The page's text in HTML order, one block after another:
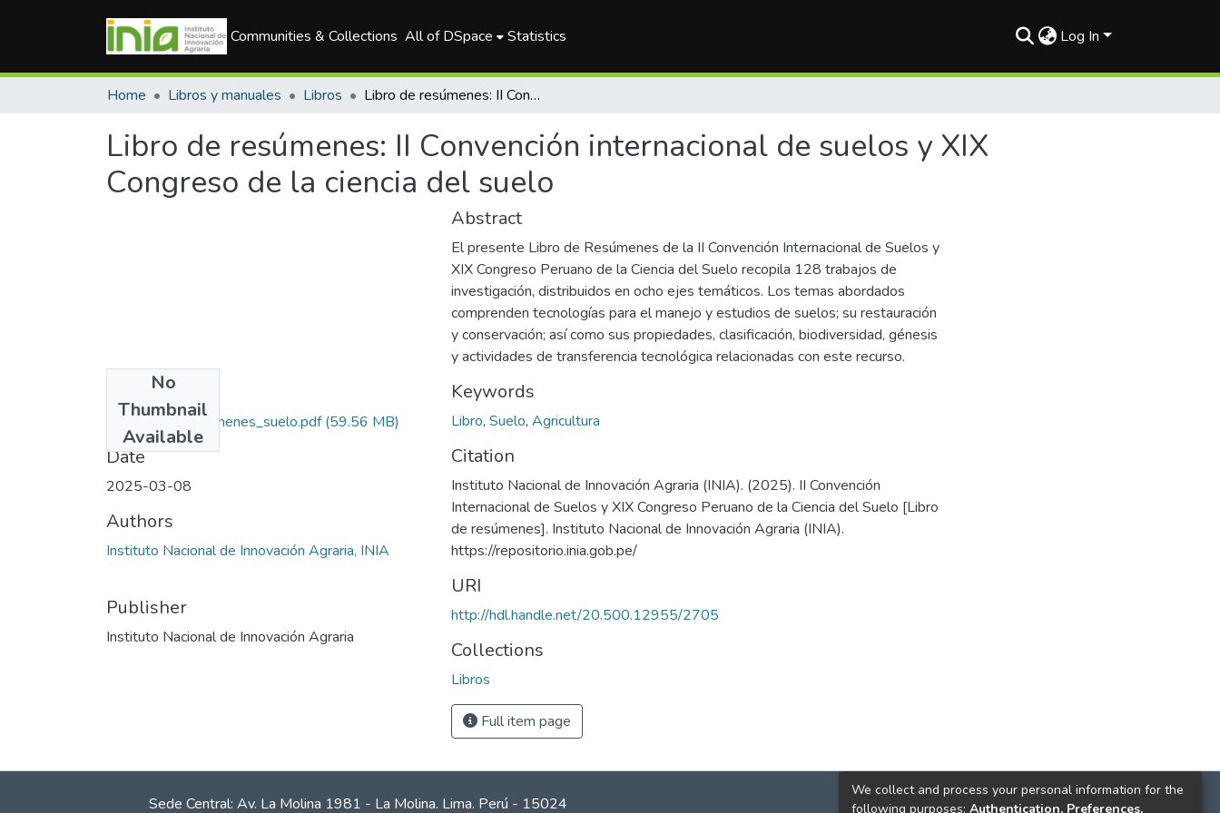
Communities & Collections All of DSpace Statistics Log In
Home Libros y manuales Libros Libro de resúmenes: II Convención internacional de suelos y XIX Congreso de la ciencia del suelo
Libro de resúmenes: II Convención internacional de suelos y XIX
Congreso de la ciencia del suelo
No
Thumbnail
Available
INIA_2025_resumenes_suelo.pdf(59.56 MB)
Date
2025-03-08
Authors
Instituto Nacional de Innovación Agraria, INIA
Publisher
Instituto Nacional de Innovación Agraria
Abstract
El presente Libro de Resúmenes de la II Convención Internacional de Suelos y
XIX Congreso Peruano de la Ciencia del Suelo recopila 128 trabajos de
investigación, distribuidos en ocho ejes temáticos. Los temas abordados
comprenden tecnologías para el manejo y estudios de suelos; su restauración
y conservación; así como sus propiedades, clasificación, biodiversidad, génesis
y actividades de transferencia tecnológica relacionadas con este recurso.
Keywords
Libro, Suelo, Agricultura
Citation
Instituto Nacional de Innovación Agraria (INIA). (2025). II Convención
Internacional de Suelos y XIX Congreso Peruano de la Ciencia del Suelo [Libro
de resúmenes]. Instituto Nacional de Innovación Agraria (INIA).
https://repositorio.inia.gob.pe/
URI
http://hdl.handle.net/20.500.12955/2705
Collections
Libros
Full item page
Sede Central: Av. La Molina 1981 - La Molina. Lima. Perú - 15024
We collect and process your personal information for the
following purposes: Authentication, Preferences,